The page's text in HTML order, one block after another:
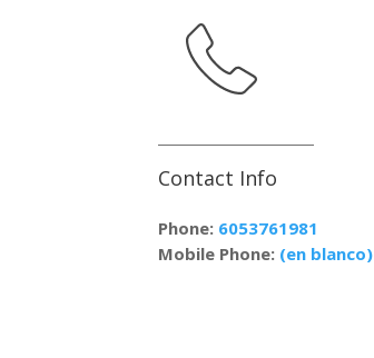
Contact Info
Phone: 6053761981
Mobile Phone: (en blanco)